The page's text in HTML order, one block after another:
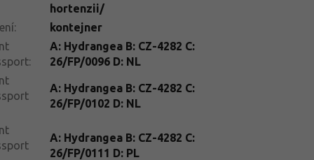
hortenzii/
:
kontejner
:
A: Hydrangea B: CZ-4282 C:
26/FP/0096 D: NL
A: Hydrangea B: CZ-4282 C:
26/FP/0102 D: NL
A: Hydrangea B: CZ-4282 C:
26/FP/0111 D: PL